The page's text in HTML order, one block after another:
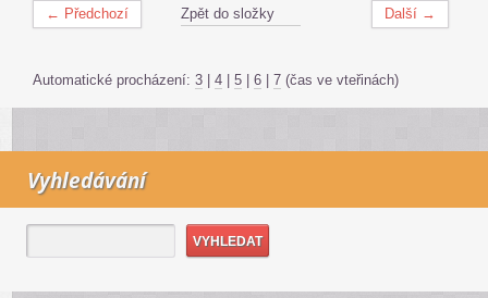
← Předchozí Další →
Zpět do složky
Automatické procházení: 3 | 4 | 5 | 6 | 7 (čas ve vteřinách)
Vyhledávání